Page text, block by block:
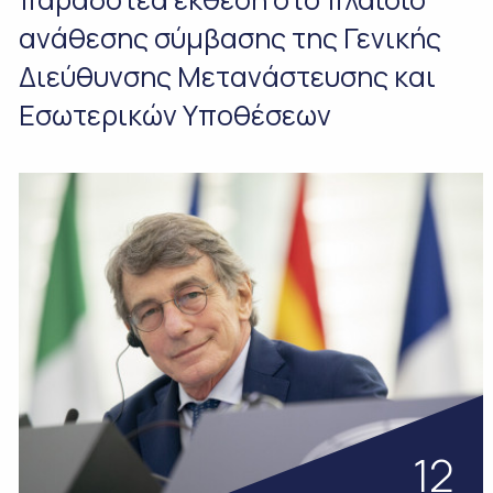
ανάθεσης σύμβασης της Γενικής
Διεύθυνσης Μετανάστευσης και
Εσωτερικών Υποθέσεων
12